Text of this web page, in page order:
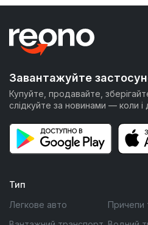
Завантажуйте
Купуйте, продавайте,
слідкуйте за новинами — коли і
Тип
Легкове авто
Причепи